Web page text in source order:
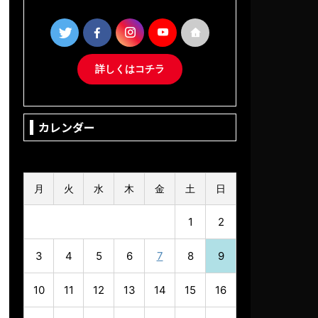
詳しくはコチラ
カレンダー
月 火 水 木 金 土 日
1 2
3 4 5 6 7 8 9
10 11 12 13 14 15 16